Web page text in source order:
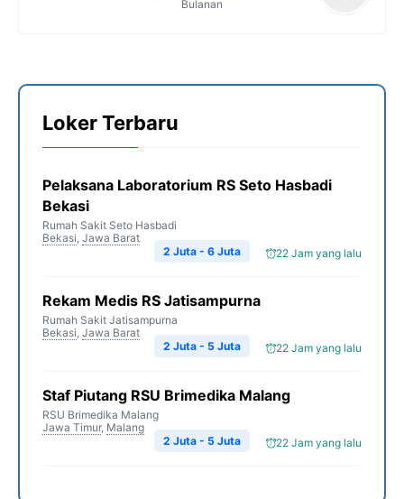
Bulanan
Loker Terbaru
Pelaksana Laboratorium RS Seto Hasbadi
Bekasi
Rumah Sakit Seto Hasbadi
Bekasi, Jawa Barat
22 Jam yang lalu
2 Juta - 6 Juta
Rekam Medis RS Jatisampurna
Rumah Sakit Jatisampurna
Bekasi, Jawa Barat
22 Jam yang lalu
2 Juta - 5 Juta
Staf Piutang RSU Brimedika Malang
RSU Brimedika Malang
Jawa Timur, Malang
22 Jam yang lalu
2 Juta - 5 Juta